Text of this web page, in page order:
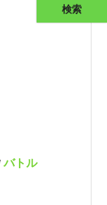
検索
バトル